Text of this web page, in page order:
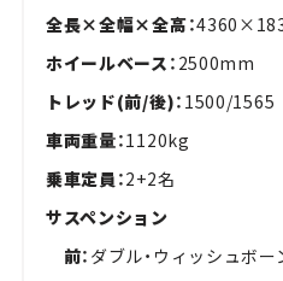
全長×全幅×全高：
ホイールベース： 2500mm
トレッド(前/後)： 1500/1565
車両重量：1120kg
乗車定員：2+2名
サスペンション
前： ダブル・ウィッシュボ